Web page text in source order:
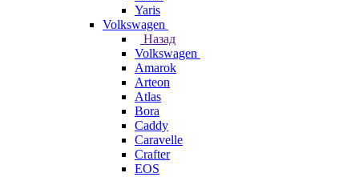
Yaris
Volkswagen
Назад
Volkswagen
Amarok
Arteon
Atlas
Bora
Caddy
Caravelle
Crafter
EOS